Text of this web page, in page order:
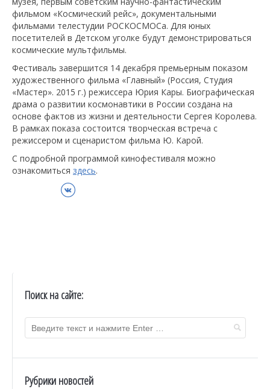
фильмом «Космический рейс», документальными
фильмами телестудии РОСКОСМОСа. Для юных
посетителей в Детском уголке будут демонстрироваться
космические мультфильмы.
Фестиваль завершится 14 декабря премьерным показом
художественного фильма «Главный» (Россия, Студия
«Мастер». 2015 г.) режиссера Юрия Кары. Биографическая
драма о развитии космонавтики в России создана на
основе фактов из жизни и деятельности Сергея Королева.
В рамках показа состоится творческая встреча с
режиссером и сценаристом фильма Ю. Карой.
С подробной программой кинофестиваля можно
ознакомиться здесь.
ВКонтакте
Поиск на сайте:
Рубрики новостей